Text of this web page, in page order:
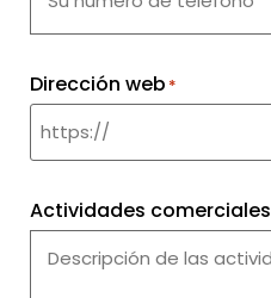
Dirección web *
Actividades comerciales